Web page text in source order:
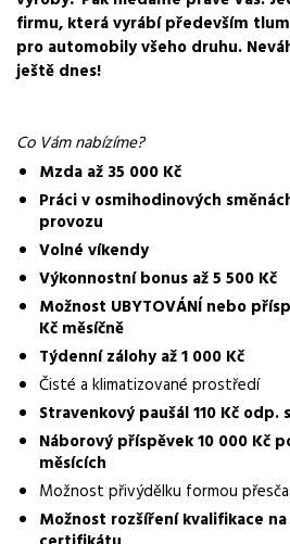
Základní informace
Pozice
Obor / skupina
výroba
Lokalita nabídky
Jablonec nad Nisou
Zaměstnavatel / agentura
Manuvia DreamJob s.r.o.
Typ úvazku
Plný úvazek
Mzda
30 000 - 35 000 Kč
firmu, která vyrábí především
pro automobily všeho druhu.
ještě dnes!
Co Vám nabízíme?
Mzda až 35 000 Kč
Práci v osmihodinových
provozu
Volné víkendy
Výkonnostní bonus až 5 500 Kč
Možnost UBYTOVÁNÍ nebo
Kč měsíčně
Týdenní zálohy až 1 000 Kč
Čisté a klimatizované prostředí
Stravenkový paušál 110 Kč odp.
Náborový příspěvek 10 000 Kč
měsících
Možnost přivýdělku formou
Možnost rozšíření kvalifikace